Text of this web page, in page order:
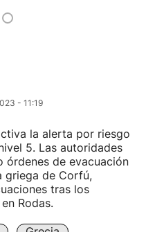
- 11:19
la alerta por riesgo
5. Las autoridades
órdenes de evacuación
griega de Corfú,
tras los
Rodas.